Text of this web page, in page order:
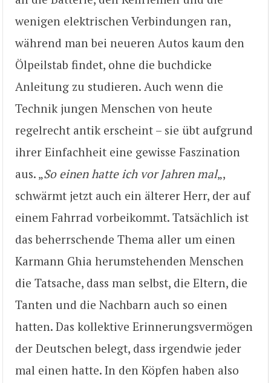
wenigen elektrischen Verbindungen ran,
während man bei neueren Autos kaum den
Ölpeilstab findet, ohne die buchdicke
Anleitung zu studieren. Auch wenn die
Technik jungen Menschen von heute
regelrecht antik erscheint – sie übt aufgrund
ihrer Einfachheit eine gewisse Faszination
aus. „So einen hatte ich vor Jahren mal„,
schwärmt jetzt auch ein älterer Herr, der auf
einem Fahrrad vorbeikommt. Tatsächlich ist
das beherrschende Thema aller um einen
Karmann Ghia herumstehenden Menschen
die Tatsache, dass man selbst, die Eltern, die
Tanten und die Nachbarn auch so einen
hatten. Das kollektive Erinnerungsvermögen
der Deutschen belegt, dass irgendwie jeder
mal einen hatte. In den Köpfen haben also